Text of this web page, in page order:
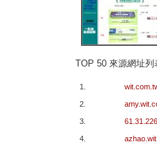
TOP 50 來源網址列
1.
2.
3.
4.